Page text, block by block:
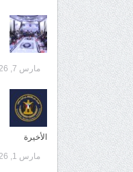
مارس 7, 2026
الأخيرة
مارس 1, 2026